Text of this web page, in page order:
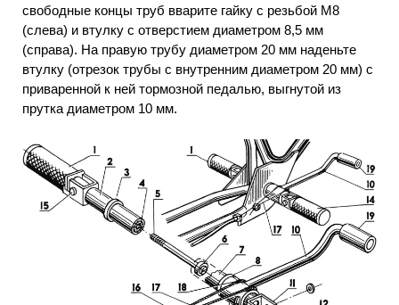
свободные концы труб вварите гайку с резьбой М8
(слева) и втулку с отверстием диаметром 8,5 мм
(справа). На правую трубу диаметром 20 мм наденьте
втулку (отрезок трубы с внутренним диаметром 20 мм) с
приваренной к ней тормозной педалью, выгнутой из
прутка диаметром 10 мм.